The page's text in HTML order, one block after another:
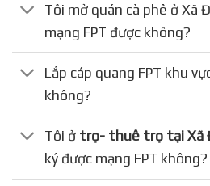
Tôi mở quán cà phê ở Xã
mạng FPT được không?
Lắp cáp quang FPT khu
không?
Tôi ở trọ- thuê trọ tại Xã
ký được mạng FPT không?